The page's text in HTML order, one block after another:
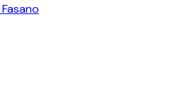
Fasano